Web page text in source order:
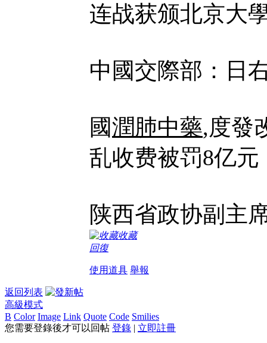
连战获颁北京大
中國交際部：日
國潤肺中藥,度發
乱收费被罚8亿元
陕西省政协副主
收藏
回復
使用道具 舉報
返回列表
高級模式
B Color Image Link Quote Code Smilies
您需要登錄後才可以回帖 登錄 | 立即註冊